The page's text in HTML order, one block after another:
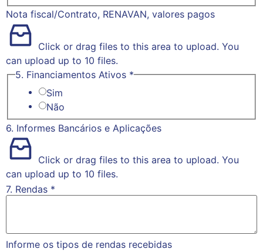
Nota fiscal/Contrato, RENAVAN, valores pagos
Click or drag files to this area to upload. You
can upload up to 10 files.
5. Financiamentos Ativos *
Sim
Não
6. Informes Bancários e Aplicações
Click or drag files to this area to upload. You
can upload up to 10 files.
7. Rendas *
Informe os tipos de rendas recebidas